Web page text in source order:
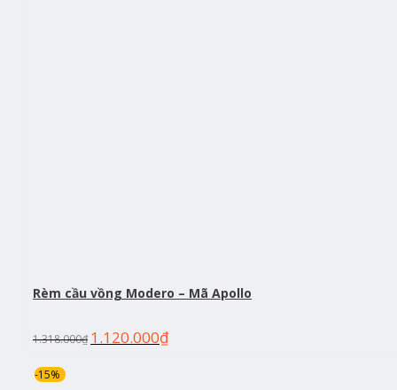
Rèm cầu vồng Modero – Mã Apollo
1.318.000₫ 1.120.000₫
-15%